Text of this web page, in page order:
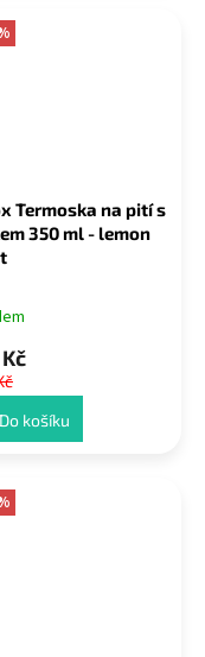
Termoska na pití s
350 ml - lemon
Do košíku